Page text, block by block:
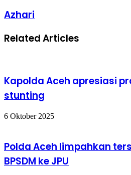
Azhari
Related Articles
Kapolda Aceh apresiasi
stunting
6 Oktober 2025
Polda Aceh limpahkan
BPSDM ke JPU